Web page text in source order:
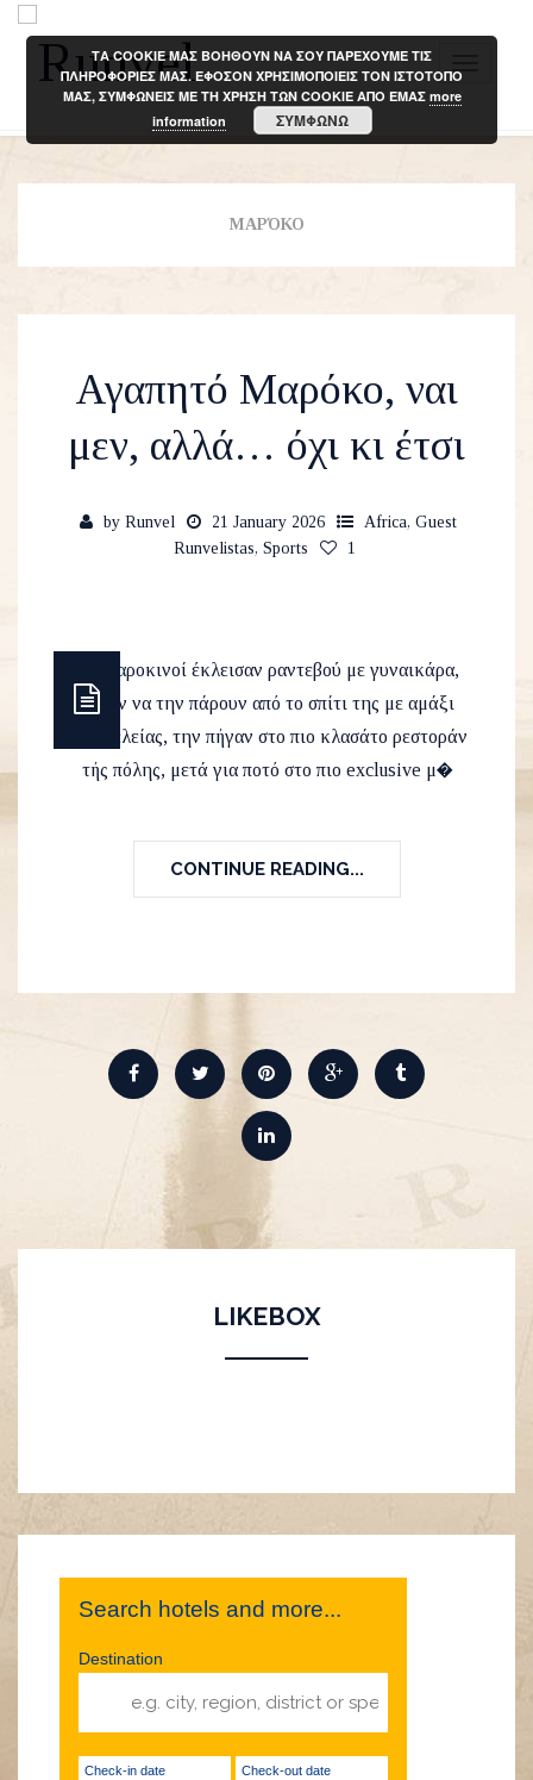
v
ΜΑΡΌΚΟ
Αγαπητό Μαρόκο, ναι
μεν, αλλά… όχι κι έτσι
by Runvel 21 January 2026 Africa, Guest
Runvelistas, Sports 1
Οι Μαροκινοί έκλεισαν ραντεβού με γυναικάρα,
πήγαν να την πάρουν από το σπίτι της με αμάξι
πολυτελείας, την πήγαν στο πιο κλασάτο ρεστοράν
τής πόλης, μετά για ποτό στο πιο exclusive μ�
CONTINUE READING...
LIKEBOX
Search hotels and more...
Destination
Check-in date Check-out date
ΤΑ COOKIE ΜΑΣ ΒΟΗΘΟΥΝ ΝΑ ΣΟΥ ΠΑΡΕΧΟΥΜΕ ΤΙΣ
ΠΛΗΡΟΦΟΡΙΕΣ ΜΑΣ. ΕΦΟΣΟΝ ΧΡΗΣΙΜΟΠΟΙΕΙΣ ΤΟΝ ΙΣΤΟΤΟΠΟ
ΜΑΣ, ΣΥΜΦΩΝΕΙΣ ΜΕ ΤΗ ΧΡΗΣΗ ΤΩΝ COOKIE ΑΠΟ ΕΜΑΣ more
information
ΣΥΜΦΩΝΩ